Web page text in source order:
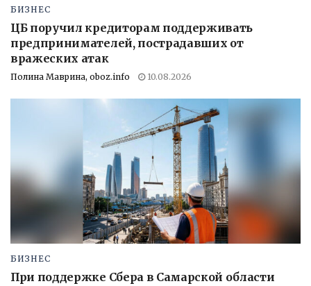
БИЗНЕС
ЦБ поручил кредиторам поддерживать
предпринимателей, пострадавших от
вражеских атак
Полина Маврина, oboz.info 10.08.2026
БИЗНЕС
При поддержке Сбера в Самарской области